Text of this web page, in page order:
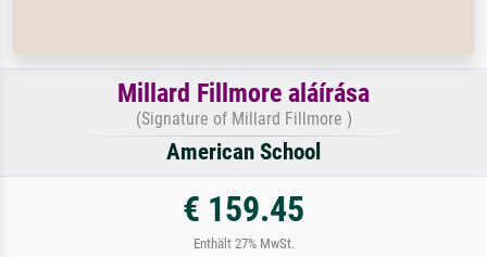
Millard Fillmore aláírása
(Signature of Millard Fillmore )
American School
€ 159.45
Enthält 27% MwSt.